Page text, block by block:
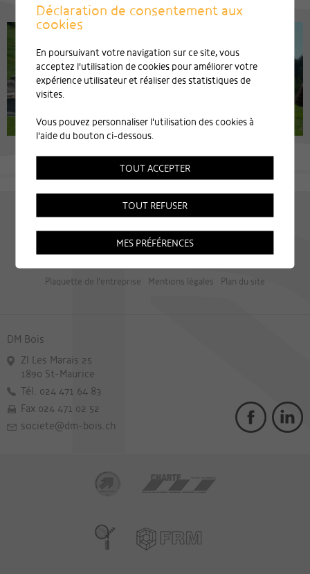
Plaquette de l'entreprise Mentions légales Plan du site
DM Bois
ZI Les Marais 25
1890 St-Maurice
Tél. 024 471 64 83
Fax 024 471 02 52
societe@dm-bois.ch
Déclaration de consentement aux
cookies
En poursuivant votre navigation sur ce site, vous
acceptez l'utilisation de cookies pour améliorer votre
expérience utilisateur et réaliser des statistiques de
visites.
Vous pouvez personnaliser l'utilisation des cookies à
l'aide du bouton ci-dessous.
TOUT ACCEPTER
TOUT REFUSER
MES PRÉFÉRENCES